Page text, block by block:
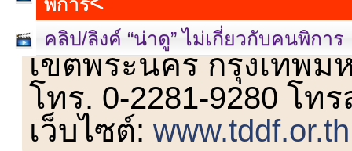
คลิป/ลิงค์ “น่าดู” ไม่เกี่ยวกับคนพิการ
เลขที่ 23 ชั้น 2 ถนนวิ
เขตพระนคร กรุงเทพม
โทร. 0-2281-9280 โท
เว็บไซต์:www.tddf.or.th